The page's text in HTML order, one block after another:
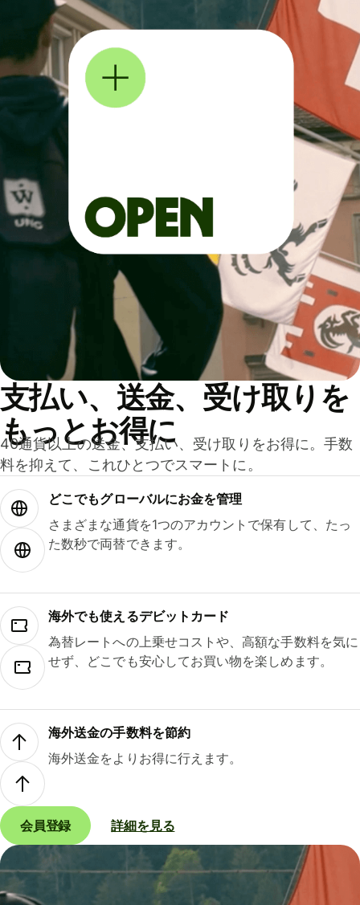
支払い、送金、受け取りを
もっとお得に
40通貨以上の送金、支払い、受け取りをお得に。手数
料を抑えて、これひとつでスマートに。
どこでもグ⁠ロ⁠ー⁠バ⁠ルにお金を管理
さまざまな通貨を1つのアカウントで保有して、たっ
た数秒で両替できます。
海外でも使えるデビットカード
為替レートへの上乗せコストや、高額な手数料を気に
せず、どこでも安心してお買い物を楽しめます。
海外送金の手数料を節約
海外送金をよりお得に行えます。
会員登録 詳細を見る